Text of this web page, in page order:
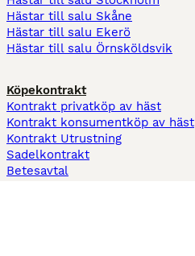
Hästar till salu Skåne
Hästar till salu Ekerö
Hästar till salu Örnsköldsvik
Köpekontrakt
Kontrakt privatköp av häst
Kontrakt konsumentköp av häst
Kontrakt Utrustning
Sadelkontrakt
Betesavtal